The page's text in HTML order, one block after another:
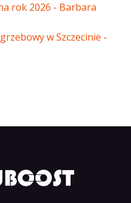
rok 2026 - Barbara
w Szczecinie -